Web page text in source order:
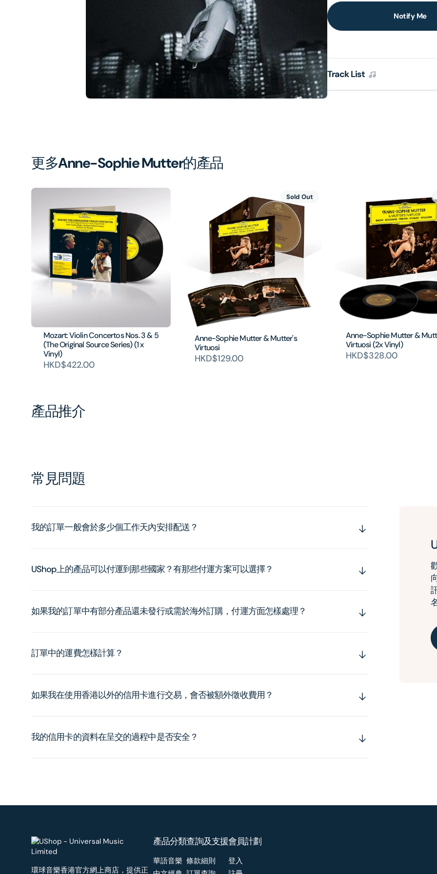
Notify Me
Track List
1
in
gallery
view
更多Anne-Sophie Mutter的產品
Mozart: Violin Concertos Nos. 3 & 5
(The Original Source Series) (1 x
Vinyl)
HKD$422.00
Anne-Sophie Mutter & Mutter's
Virtuosi
HKD$129.00
Sold Out
Anne-Sophie Mutter &
Virtuosi (2x Vinyl)
HKD$328.00
產品推介
常見問題
我的訂單一般會於多少個工作天內安排配送？
UShop上的產品可以付運到那些國家？有那些付運方案可以選擇？
如果我的訂單中有部分產品還未發行或需於海外訂購，付運方面怎樣處理？
訂單中的運費怎樣計算？
如果我在使用香港以外的信用卡進行交易，會否被額外徵收費用？
我的信用卡的資料在呈交的過程中是否安全？
環球音樂香港官方網上商店，提供正
產品分類
華語音樂
查詢及支援
條款細則
會員計劃
登入